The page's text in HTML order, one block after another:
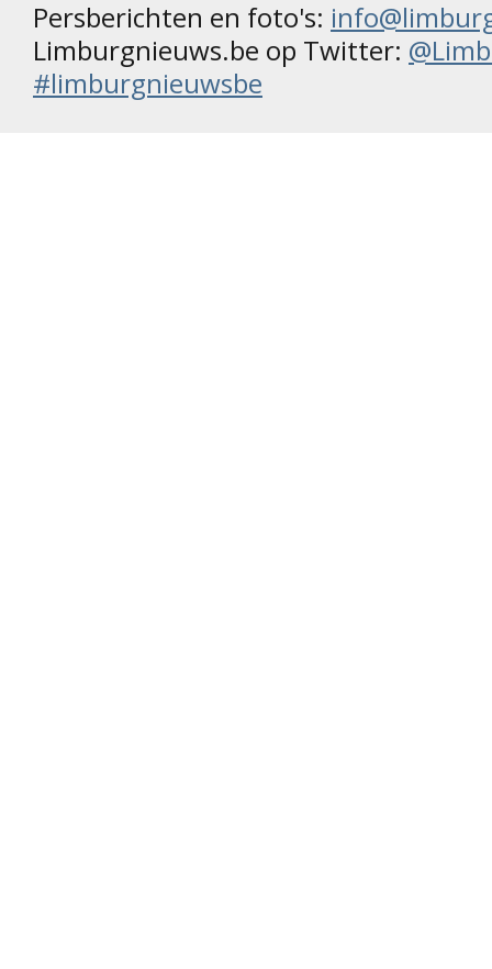
Persberichten en foto's:
Limburgnieuws.be op Twitter:
#limburgnieuwsbe